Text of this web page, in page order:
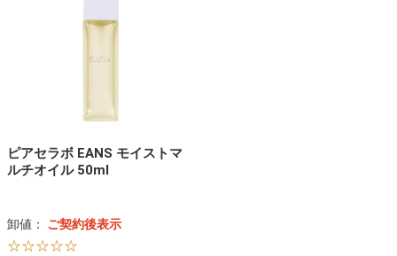
ピアセラボ EANS モイストマ
ルチオイル 50ml
卸値： ご契約後表示
☆☆☆☆☆